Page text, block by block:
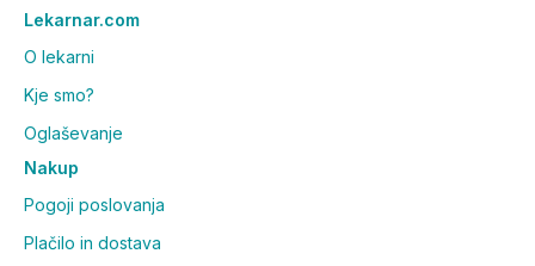
Lekarnar.com
O lekarni
Kje smo?
Oglaševanje
Nakup
Pogoji poslovanja
Plačilo in dostava